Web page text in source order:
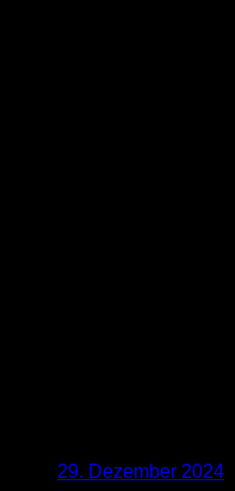
29. Dezember 2024